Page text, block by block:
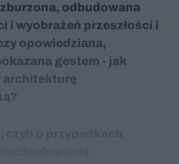
odbudowana
i wyobrażeń przeszłości i
opowiedziana,
gestem - jak
architekturę